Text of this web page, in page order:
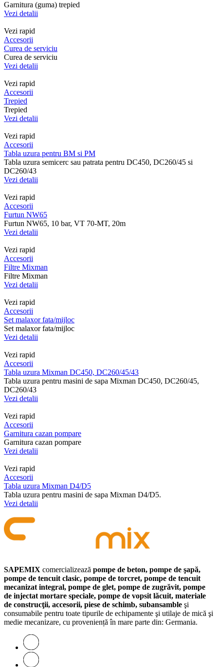
Garnitura (guma) trepied
Vezi detalii
Vezi rapid
Accesorii
Curea de serviciu
Curea de serviciu
Vezi detalii
Vezi rapid
Accesorii
Trepied
Trepied
Vezi detalii
Vezi rapid
Accesorii
Tabla uzura pentru BM si PM
Tabla uzura semicerc sau patrata pentru DC450, DC260/45 si
DC260/43
Vezi detalii
Vezi rapid
Accesorii
Furtun NW65
Furtun NW65, 10 bar, VT 70-MT, 20m
Vezi detalii
Vezi rapid
Accesorii
Filtre Mixman
Filtre Mixman
Vezi detalii
Vezi rapid
Accesorii
Set malaxor fata/mijloc
Set malaxor fata/mijloc
Vezi detalii
Vezi rapid
Accesorii
Tabla uzura Mixman DC450, DC260/45/43
Tabla uzura pentru masini de sapa Mixman DC450, DC260/45,
DC260/43
Vezi detalii
Vezi rapid
Accesorii
Garnitura cazan pompare
Garnitura cazan pompare
Vezi detalii
Vezi rapid
Accesorii
Tabla uzura Mixman D4/D5
Tabla uzura pentru masini de sapa Mixman D4/D5.
Vezi detalii
SAPEMIX comercializează pompe de beton, pompe de şapă,
pompe de tencuit clasic, pompe de torcret, pompe de tencuit
mecanizat integral, pompe de glet, pompe de zugrăvit, pompe
de injectat mortare speciale, pompe de vopsit lăcuit, materiale
de construcţii, accesorii, piese de schimb, subansamble şi
consumabile pentru toate tipurile de echipamente şi utilaje de mică şi
medie mecanizare, cu proveniență în mare parte din: Germania.